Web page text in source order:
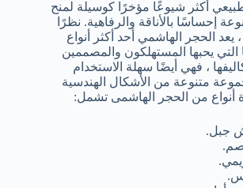
أكثر شيوعًا مؤخرًا كوسيلة لمنح
إحساسًا بالأناقة والرفاهية. نظرًا
يعد الحجر الهاشمي أحد أكثر أنواع
يحبها المستهلكون والمصممين
، فهي أيضًا سهلة الاستخدام
متنوعة من الأشكال الهندسية
أنواع من الحجر الهاشمى تشمل:
جبل.